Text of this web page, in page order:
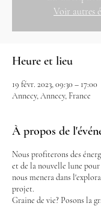
Voir autres
Heure et lieu
19 févr. 2023, 09:30 – 17:00
Annecy, Annecy, France
À propos de
Nous profiterons des
et de la nouvelle lune
nous menera dans
projet.
Graine de vie? Posons la